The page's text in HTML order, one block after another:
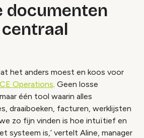
documenten
het anders moest en koos voor
Operations. Geen losse
één tool waarin alles
draaiboeken, facturen, werklijsten
zo fijn vinden is hoe intuïtief en
systeem is,’ vertelt Aline, manager